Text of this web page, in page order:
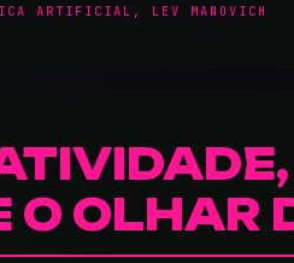
ARTIFICIAL , LEV MANOVICH
O OLHAR